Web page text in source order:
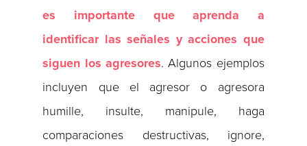
es importante que aprenda a
identificar las señales y acciones que
siguen los agresores. Algunos ejemplos
incluyen que el agresor o agresora
humille, insulte, manipule, haga
comparaciones destructivas, ignore,